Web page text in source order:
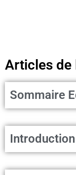
Articles de
Sommaire